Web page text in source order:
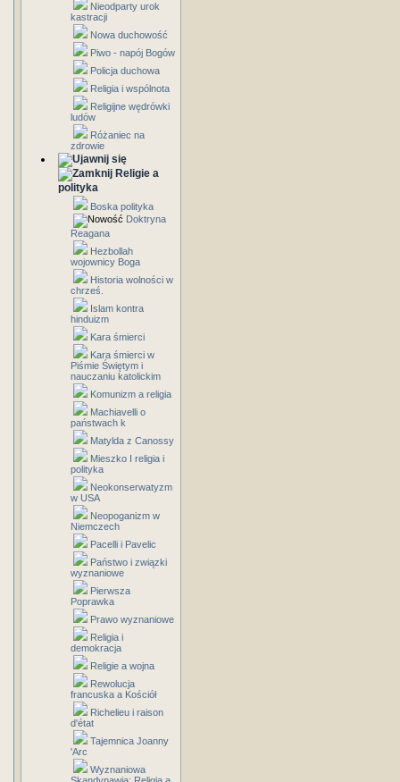
Nieodparty urok
kastracji
Nowa duchowość
Piwo - napój Bogów
Policja duchowa
Religia i wspólnota
Religijne wędrówki
ludów
Różaniec na
zdrowie
Religie a
polityka
Boska polityka
Doktryna
Reagana
Hezbollah
wojownicy Boga
Historia wolności w
chrześ.
Islam kontra
hinduizm
Kara śmierci
Kara śmierci w
Piśmie Świętym i
nauczaniu katolickim
Komunizm a religia
Machiavelli o
państwach k
Matylda z Canossy
Mieszko I religia i
polityka
Neokonserwatyzm
w USA
Neopoganizm w
Niemczech
Pacelli i Pavelic
Państwo i związki
wyznaniowe
Pierwsza
Poprawka
Prawo wyznaniowe
Religia i
demokracja
Religie a wojna
Rewolucja
francuska a Kościół
Richelieu i raison
d'état
Tajemnica Joanny
'Arc
Wyznaniowa